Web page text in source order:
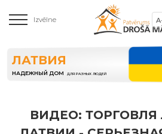
Izvēlne
ЛАТВИЯ
НАДЕЖНЫЙ ДОМ ДЛЯ РАЗНЫХ ЛЮДЕЙ
ВИДЕО: